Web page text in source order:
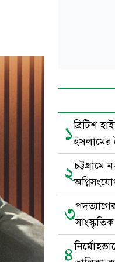
১ব্রিটিশ
ইসলামের
২
৩
৪